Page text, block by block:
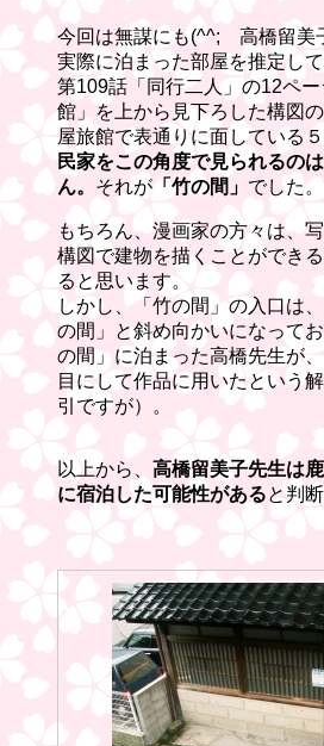
今回は無謀にも(^^; 高橋留美
実際に泊まった部屋を推定して
第109話「同行二人」の12ペ
館」を上から見下ろした構図
屋旅館で表通りに面している５
民家をこの角度で見られるの
ん。 それが「竹の間」 でした。
もちろん、漫画家の方々は、
構図で建物を描くことができ
ると思います。
しかし、「竹の間」の入口は
の間」と斜め向かいになって
の間」に泊まった高橋先生が
目にして作品に用いたという
引ですが）。
以上から、 高橋留美子先生は
に宿泊した可能性があると判